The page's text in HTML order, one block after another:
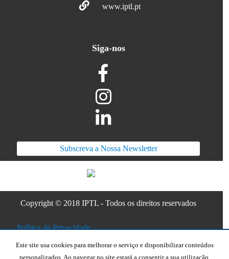
www.iptl.pt
Siga-nos
Subscreva a Nossa Newsletter
Copyright © 2018 IPTL - Todos os direitos reservados
Política de Privacidade
Candidaturas
Regulamento Interno
Este site usa cookies para melhorar o serviço e disponibilizar conteúdos
personalizados. Ao navegar no site estará a consentir a sua utilização.